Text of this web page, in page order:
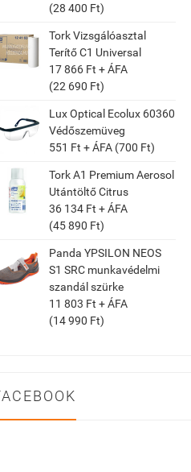
(28 400 Ft)
Tork Vizsgálóasztal
Terítő C1 Universal
17 866 Ft + ÁFA
(22 690 Ft)
Lux Optical Ecolux 60360
Védőszemüveg
551 Ft + ÁFA (700 Ft)
Tork A1 Premium Aerosol
Utántöltő Citrus
36 134 Ft + ÁFA
(45 890 Ft)
Panda YPSILON NEOS
S1 SRC munkavédelmi
szandál szürke
11 803 Ft + ÁFA
(14 990 Ft)